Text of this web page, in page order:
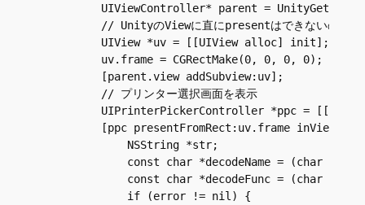
UIViewController* parent =
// UnityのViewに直にpresentはできないので
          UIView *uv = [[UIView alloc] init];
          uv.frame = CGRectMake(0, 0, 0, 0);
          [parent.view addSubview:uv];
          // プリンター選択画面を表示
UIPrinterPickerController *ppc =
[ppc presentFromRect:uv.frame inView:uv
              NSString *str;
const char *decodeName = (char
const char *decodeFunc = (char
              if (error != nil) {